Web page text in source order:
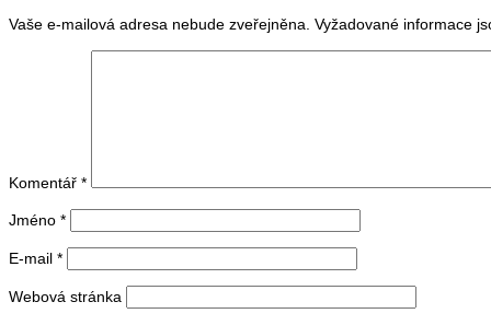
Vaše e-mailová adresa nebude zveřejněna. Vyžadované informace
Komentář *
Jméno *
E-mail *
Webová stránka